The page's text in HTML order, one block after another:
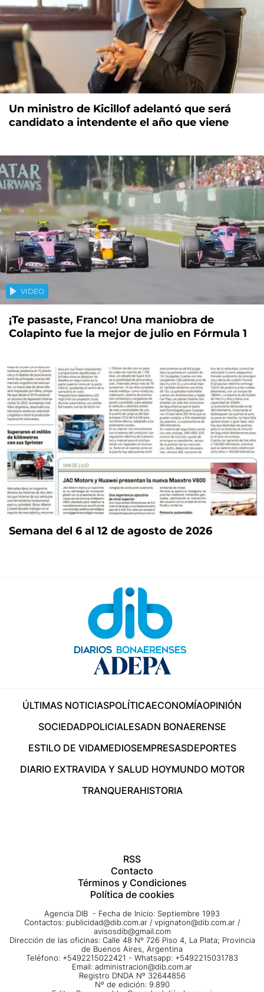
Un ministro de Kicillof adelantó que será
candidato a intendente el año que viene
VIDEO
¡Te pasaste, Franco! Una maniobra de
Colapinto fue la mejor de julio en Fórmula 1
Semana del 6 al 12 de agosto de 2026
ÚLTIMAS NOTICIASPOLÍTICAECONOMÍAOPINIÓN
SOCIEDADPOLICIALESADN BONAERENSE
ESTILO DE VIDAMEDIOSEMPRESASDEPORTES
DIARIO EXTRAVIDA Y SALUD HOYMUNDO MOTOR
TRANQUERAHISTORIA
RSS
Contacto
Términos y Condiciones
Política de cookies
Agencia DIB - Fecha de Inicio: Septiembre 1993
Contactos: publicidad@dib.com.ar / vpignaton@dib.com.ar /
avisosdib@gmail.com
Dirección de las oficinas: Calle 48 Nº 726 Piso 4, La Plata; Provincia
de Buenos Aires, Argentina
Teléfono: +5492215022421 - Whatsapp: +5492215031783
Email: administracion@dib.com.ar
Registro DNDA Nº 32644856
Nº de edición: 9.890